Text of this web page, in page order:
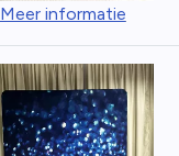
Meer informatie